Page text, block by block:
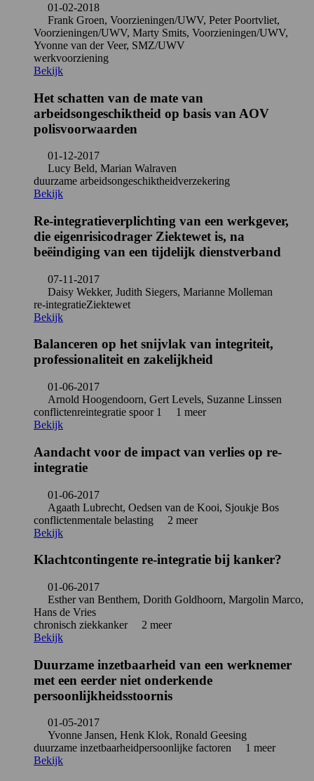
01-02-2018
Frank Groen, Voorzieningen/UWV, Peter Poortvliet,
Voorzieningen/UWV, Marty Smits, Voorzieningen/UWV,
Yvonne van der Veer, SMZ/UWV
werkvoorziening
Bekijk
Het schatten van de mate van
arbeidsongeschiktheid op basis van AOV
polisvoorwaarden
01-12-2017
Lucy Beld, Marian Walraven
duurzame arbeidsongeschiktheidverzekering
Bekijk
Re-integratieverplichting van een werkgever,
die eigenrisicodrager Ziektewet is, na
beëindiging van een tijdelijk dienstverband
07-11-2017
Daisy Wekker, Judith Siegers, Marianne Molleman
re-integratieZiektewet
Bekijk
Balanceren op het snijvlak van integriteit,
professionaliteit en zakelijkheid
01-06-2017
Arnold Hoogendoorn, Gert Levels, Suzanne Linssen
conflictenreintegratie spoor 1
1 meer
Bekijk
Aandacht voor de impact van verlies op re-
integratie
01-06-2017
Agaath Lubrecht, Oedsen van de Kooi, Sjoukje Bos
conflictenmentale belasting
2 meer
Bekijk
Klachtcontingente re-integratie bij kanker?
01-06-2017
Esther van Benthem, Dorith Goldhoorn, Margolin Marco,
Hans de Vries
chronisch ziekkanker
2 meer
Bekijk
Duurzame inzetbaarheid van een werknemer
met een eerder niet onderkende
persoonlijkheidsstoornis
01-05-2017
Yvonne Jansen, Henk Klok, Ronald Geesing
duurzame inzetbaarheidpersoonlijke factoren
1 meer
Bekijk